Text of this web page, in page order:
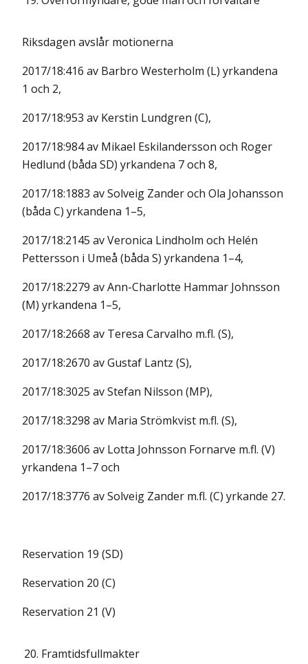
Riksdagen avslår motionerna
2017/18:416 av Barbro Westerholm (L) yrkandena
1 och 2,
2017/18:953 av Kerstin Lundgren (C),
2017/18:984 av Mikael Eskilandersson och Roger
Hedlund (båda SD) yrkandena 7 och 8,
2017/18:1883 av Solveig Zander och Ola Johansson
(båda C) yrkandena 1–5,
2017/18:2145 av Veronica Lindholm och Helén
Pettersson i Umeå (båda S) yrkandena 1–4,
2017/18:2279 av Ann-Charlotte Hammar Johnsson
(M) yrkandena 1–5,
2017/18:2668 av Teresa Carvalho m.fl. (S),
2017/18:2670 av Gustaf Lantz (S),
2017/18:3025 av Stefan Nilsson (MP),
2017/18:3298 av Maria Strömkvist m.fl. (S),
2017/18:3606 av Lotta Johnsson Fornarve m.fl. (V)
yrkandena 1–7 och
2017/18:3776 av Solveig Zander m.fl. (C) yrkande 27.
Reservation 19 (SD)
Reservation 20 (C)
Reservation 21 (V)
20. Framtidsfullmakter